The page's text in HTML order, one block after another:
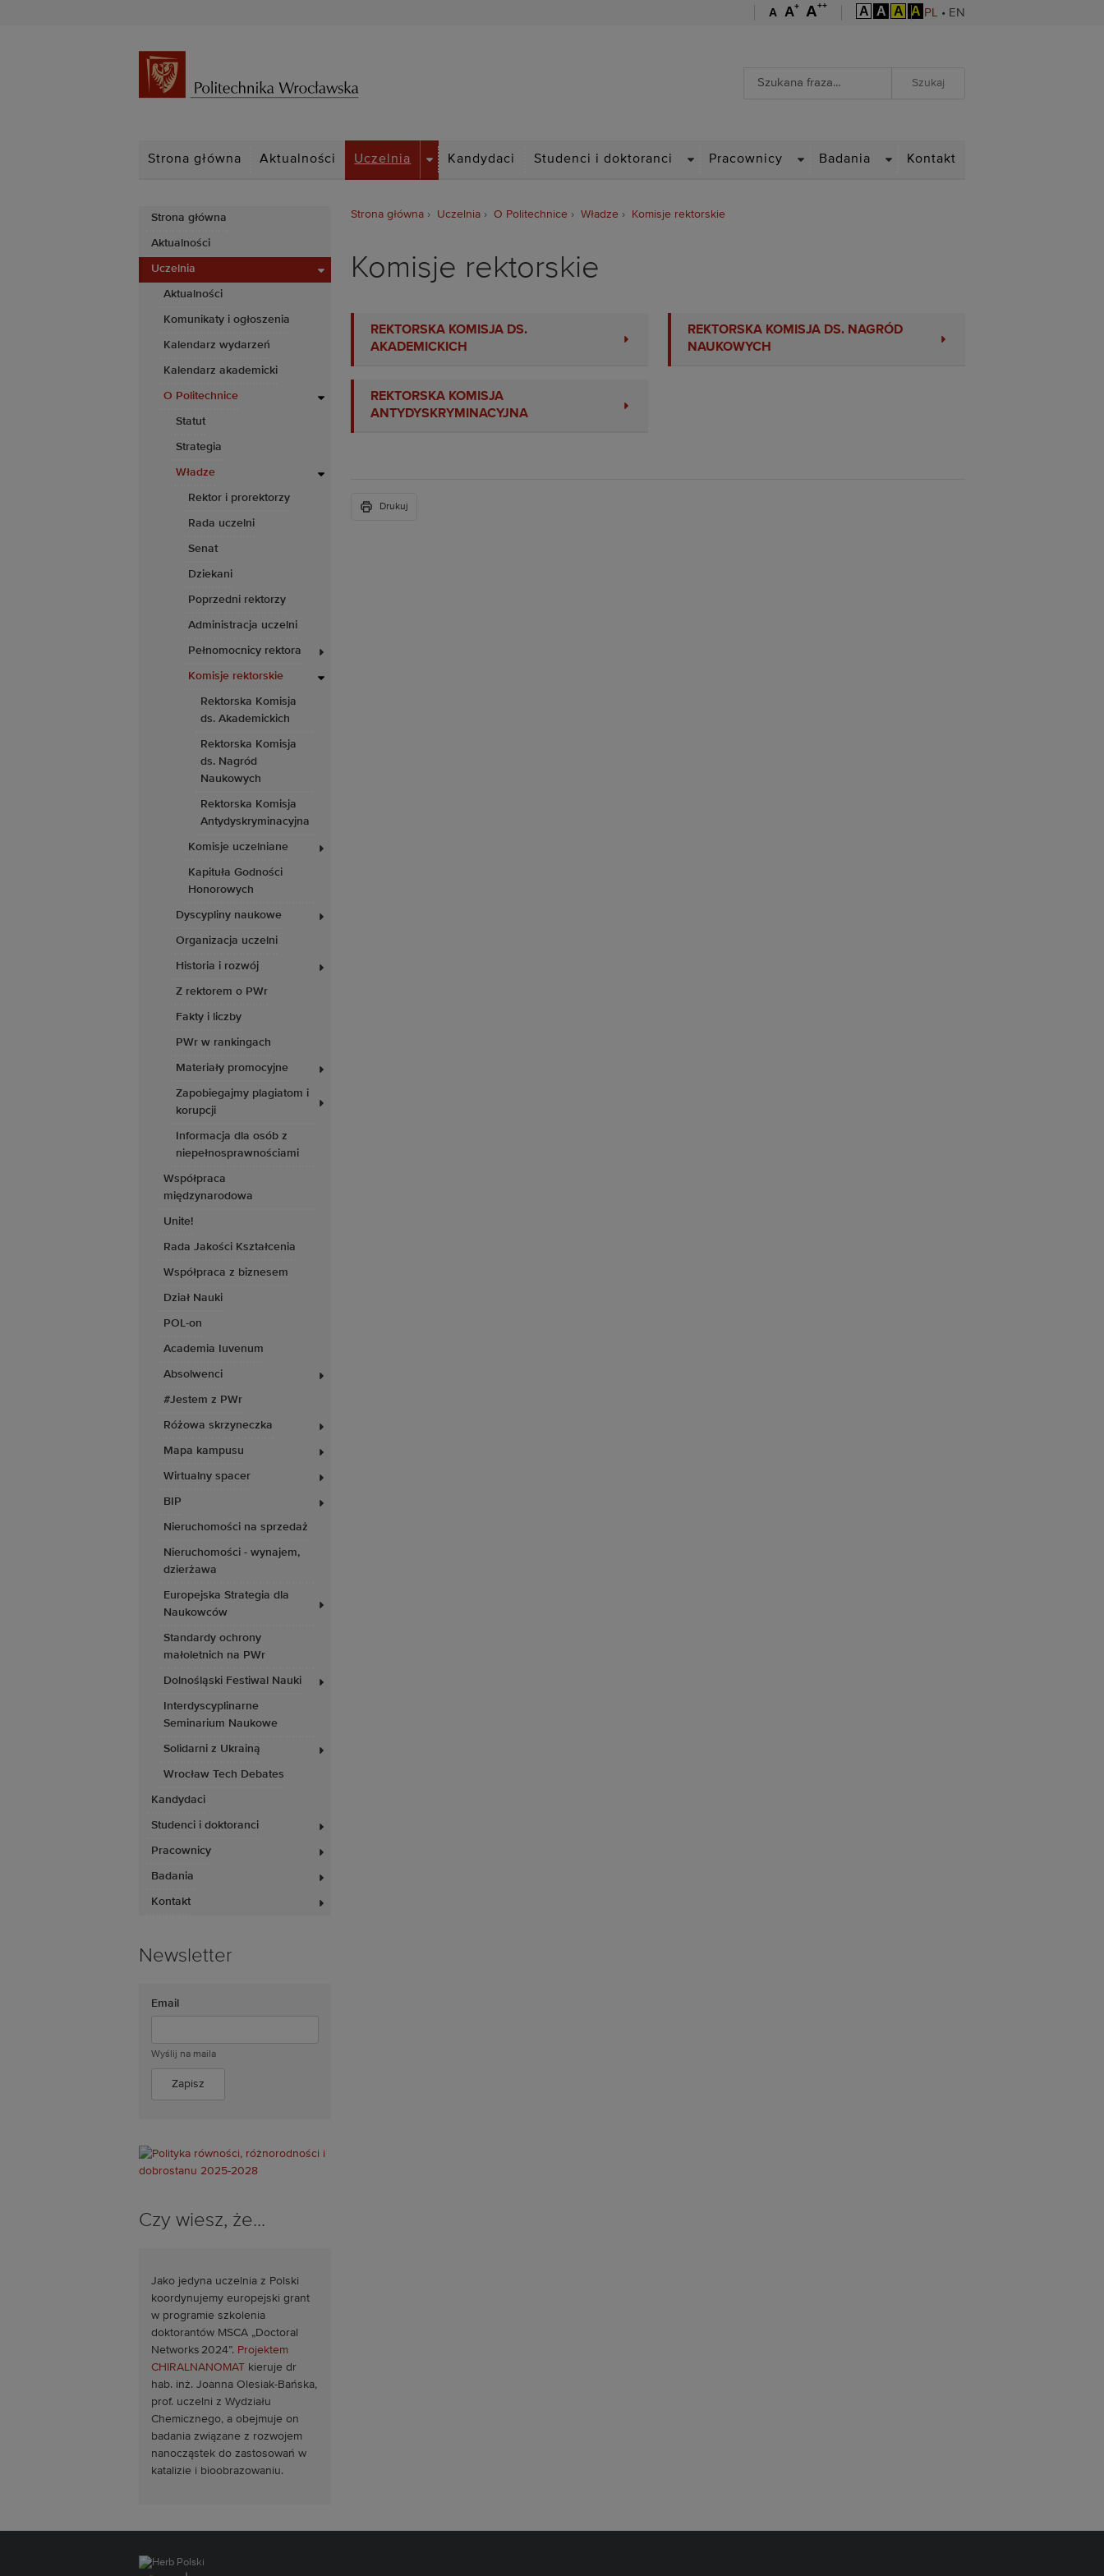
A A+ A++ A A A A PL • EN
Wyszukiwarka
Strona główna Aktualności Uczelnia
DROPDOWN
Kandydaci Studenci i doktoranci Pracownicy Badania Kontakt
Strona główna
Aktualności
Uczelnia
Aktualności
Komunikaty i ogłoszenia
Kalendarz wydarzeń
Kalendarz akademicki
O Politechnice
Statut
Strategia
Władze
Rektor i prorektorzy
Rada uczelni
Senat
Dziekani
Poprzedni rektorzy
Administracja uczelni
Pełnomocnicy rektora
Komisje rektorskie
Rektorska Komisja
ds. Akademickich
Rektorska Komisja
ds. Nagród
Naukowych
Rektorska Komisja
Antydyskryminacyjna
Komisje uczelniane
Kapituła Godności
Honorowych
Dyscypliny naukowe
Organizacja uczelni
Historia i rozwój
Z rektorem o PWr
Fakty i liczby
PWr w rankingach
Materiały promocyjne
Zapobiegajmy plagiatom i
korupcji
Informacja dla osób z
niepełnosprawnościami
Współpraca
międzynarodowa
Unite!
Rada Jakości Kształcenia
Współpraca z biznesem
Dział Nauki
POL-on
Academia Iuvenum
Absolwenci
#Jestem z PWr
Różowa skrzyneczka
Mapa kampusu
Wirtualny spacer
BIP
Nieruchomości na sprzedaż
Nieruchomości - wynajem,
dzierżawa
Europejska Strategia dla
Naukowców
Standardy ochrony
małoletnich na PWr
Dolnośląski Festiwal Nauki
Interdyscyplinarne
Seminarium Naukowe
Solidarni z Ukrainą
Wrocław Tech Debates
Kandydaci
Studenci i doktoranci
Pracownicy
Badania
Kontakt
Newsletter
Email
Wyślij na maila
Czy wiesz, że...
Jako jedyna uczelnia z Polski
koordynujemy europejski grant
w programie szkolenia
doktorantów MSCA „Doctoral
Networks 2024”. Projektem
CHIRALNANOMAT kieruje dr
hab. inż. Joanna Olesiak-Bańska,
prof. uczelni z Wydziału
Chemicznego, a obejmuje on
badania związane z rozwojem
nanocząstek do zastosowań w
katalizie i bioobrazowaniu.
Strona główna Uczelnia O Politechnice Władze Komisje rektorskie
Komisje rektorskie
REKTORSKA KOMISJA DS.
AKADEMICKICH
REKTORSKA KOMISJA DS. NAGRÓD
NAUKOWYCH
REKTORSKA KOMISJA
ANTYDYSKRYMINACYJNA
Drukuj